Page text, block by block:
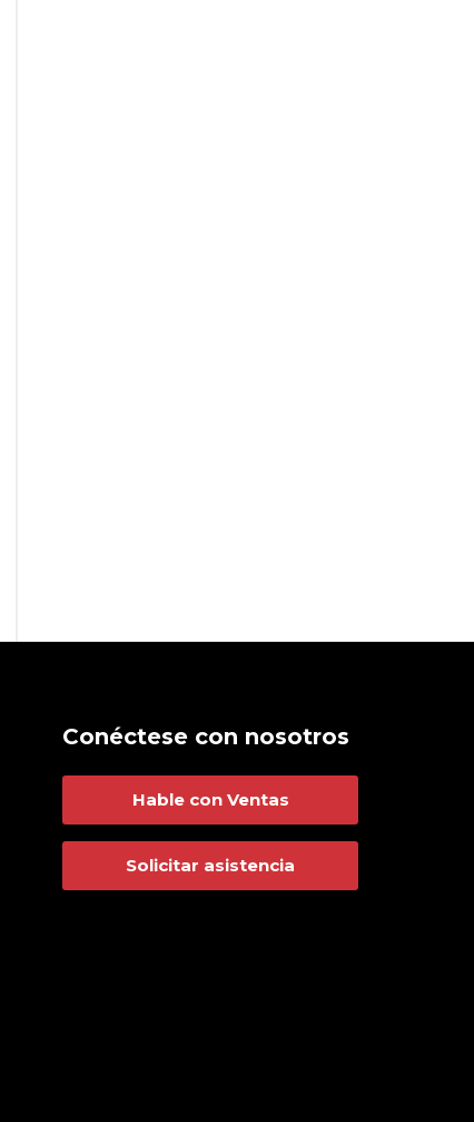
Conéctese con nosotros
Hable con Ventas
Solicitar asistencia